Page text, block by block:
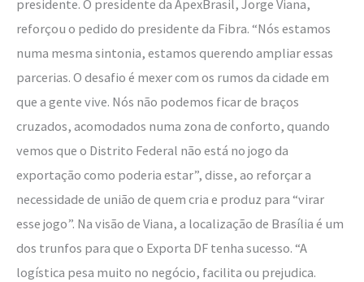
presidente. O presidente da ApexBrasil, Jorge Viana,
reforçou o pedido do presidente da Fibra. “Nós estamos
numa mesma sintonia, estamos querendo ampliar essas
parcerias. O desafio é mexer com os rumos da cidade em
que a gente vive. Nós não podemos ficar de braços
cruzados, acomodados numa zona de conforto, quando
vemos que o Distrito Federal não está no jogo da
exportação como poderia estar”, disse, ao reforçar a
necessidade de união de quem cria e produz para “virar
esse jogo”. Na visão de Viana, a localização de Brasília é um
dos trunfos para que o Exporta DF tenha sucesso. “A
logística pesa muito no negócio, facilita ou prejudica.